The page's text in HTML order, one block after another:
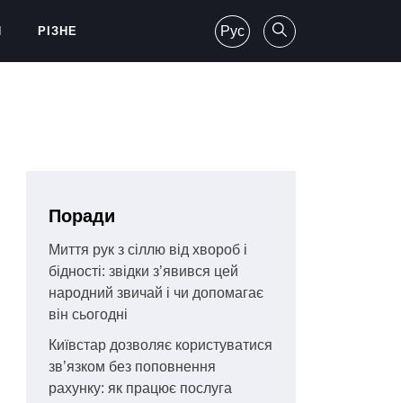
РІЗНЕ Рус
Поради
Миття рук з сіллю від хвороб і
бідності: звідки з’явився цей
народний звичай і чи допомагає
він сьогодні
Київстар дозволяє користуватися
зв’язком без поповнення
рахунку: як працює послуга